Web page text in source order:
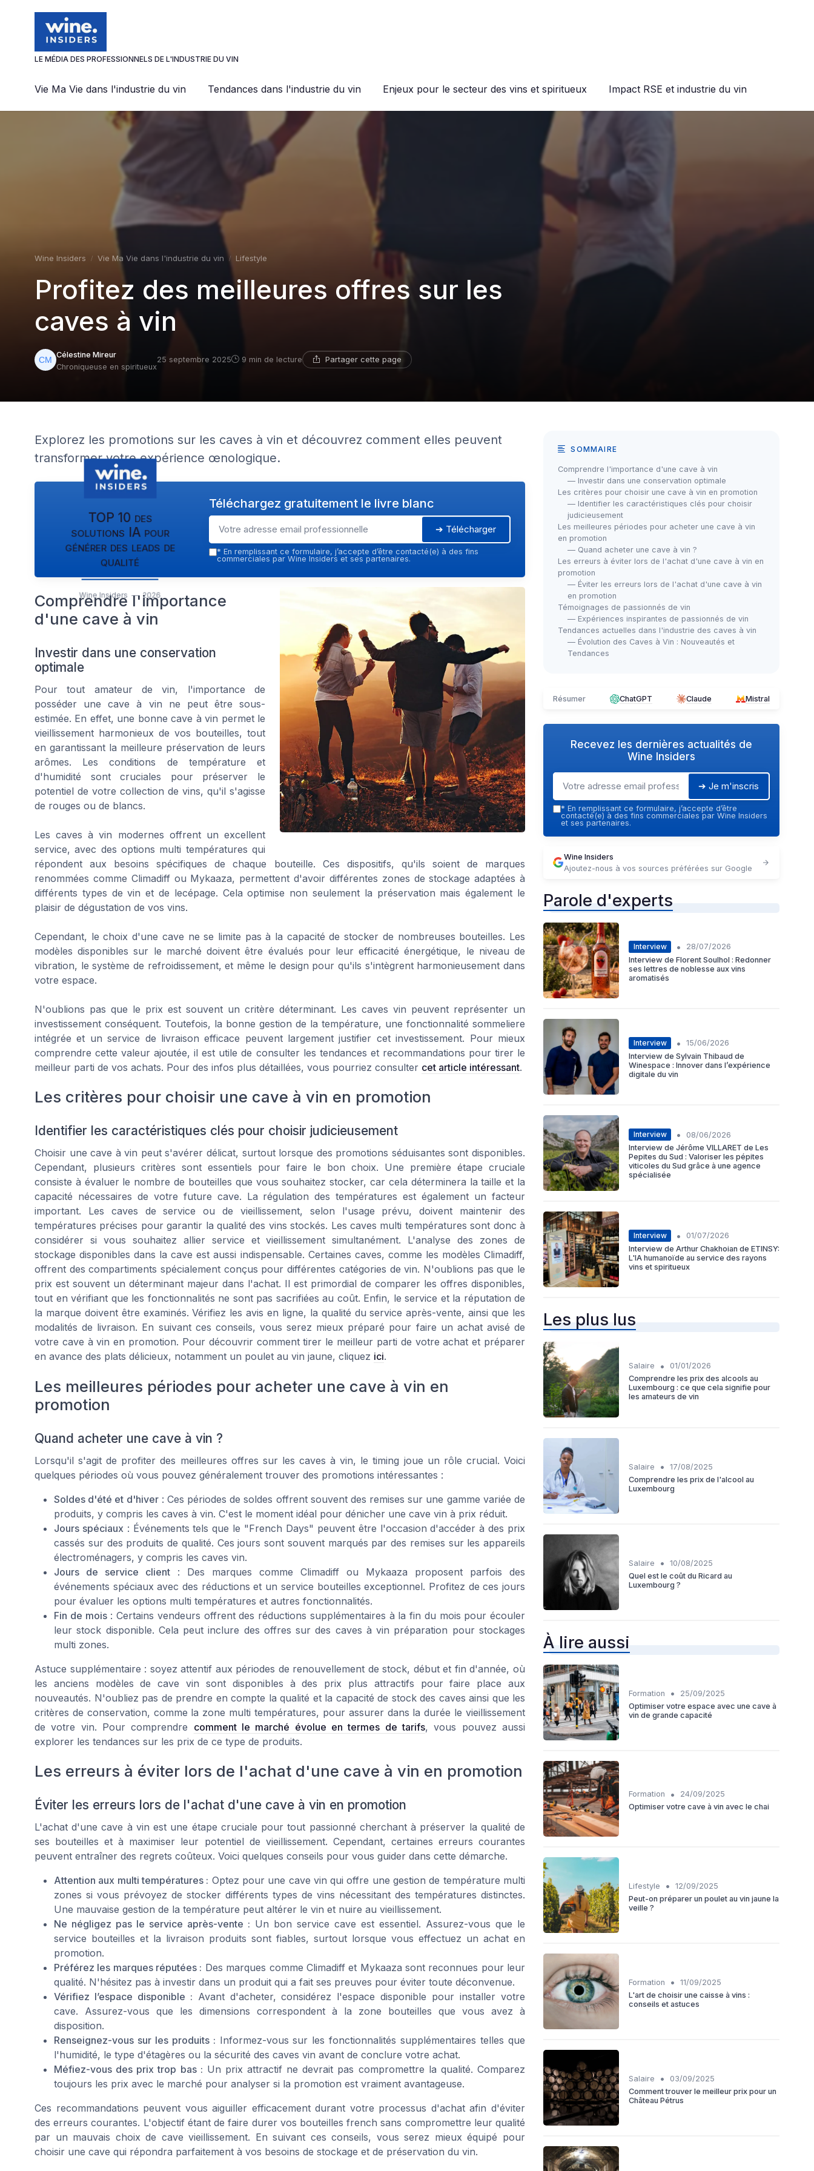
LE MÉDIA DES PROFESSIONNELS DE L'INDUSTRIE DU VIN
Vie Ma Vie dans l'industrie du vin Tendances dans l'industrie du vin Enjeux pour le secteur des vins et spiritueux Impact RSE et industrie du vin
Wine Insiders Vie Ma Vie dans l'industrie du vin Lifestyle
Profitez des meilleures offres sur les
caves à vin
Célestine Mireur
Chroniqueuse en spiritueux
25 septembre 2025 9 min de lecture Partager cette page
Explorez les promotions sur les caves à vin et découvrez comment elles peuvent
transformer votre expérience œnologique.
TOP 10 des
solutions IA pour
générer des leads de
qualité
Wine Insiders — 2026
Téléchargez gratuitement le livre blanc
➔ Télécharger
* En remplissant ce formulaire, j’accepte d’être contacté(e) à des fins
commerciales par Wine Insiders et ses partenaires.
Comprendre l'importance
d'une cave à vin
Investir dans une conservation
optimale
Pour tout amateur de vin, l'importance de
posséder une cave à vin ne peut être sous-
estimée. En effet, une bonne cave à vin permet le
vieillissement harmonieux de vos bouteilles, tout
en garantissant la meilleure préservation de leurs
arômes. Les conditions de température et
d'humidité sont cruciales pour préserver le
potentiel de votre collection de vins, qu'il s'agisse
de rouges ou de blancs.
Les caves à vin modernes offrent un excellent
service, avec des options multi températures qui
répondent aux besoins spécifiques de chaque bouteille. Ces dispositifs, qu'ils soient de marques
renommées comme Climadiff ou Mykaaza, permettent d'avoir différentes zones de stockage adaptées à
différents types de vin et de lecépage. Cela optimise non seulement la préservation mais également le
plaisir de dégustation de vos vins.
Cependant, le choix d'une cave ne se limite pas à la capacité de stocker de nombreuses bouteilles. Les
modèles disponibles sur le marché doivent être évalués pour leur efficacité énergétique, le niveau de
vibration, le système de refroidissement, et même le design pour qu'ils s'intègrent harmonieusement dans
votre espace.
N'oublions pas que le prix est souvent un critère déterminant. Les caves vin peuvent représenter un
investissement conséquent. Toutefois, la bonne gestion de la température, une fonctionnalité sommeliere
intégrée et un service de livraison efficace peuvent largement justifier cet investissement. Pour mieux
comprendre cette valeur ajoutée, il est utile de consulter les tendances et recommandations pour tirer le
meilleur parti de vos achats. Pour des infos plus détaillées, vous pourriez consulter cet article intéressant.
Les critères pour choisir une cave à vin en promotion
Identifier les caractéristiques clés pour choisir judicieusement
Choisir une cave à vin peut s'avérer délicat, surtout lorsque des promotions séduisantes sont disponibles.
Cependant, plusieurs critères sont essentiels pour faire le bon choix. Une première étape cruciale
consiste à évaluer le nombre de bouteilles que vous souhaitez stocker, car cela déterminera la taille et la
capacité nécessaires de votre future cave. La régulation des températures est également un facteur
important. Les caves de service ou de vieillissement, selon l'usage prévu, doivent maintenir des
températures précises pour garantir la qualité des vins stockés. Les caves multi températures sont donc à
considérer si vous souhaitez allier service et vieillissement simultanément. L'analyse des zones de
stockage disponibles dans la cave est aussi indispensable. Certaines caves, comme les modèles Climadiff,
offrent des compartiments spécialement conçus pour différentes catégories de vin. N'oublions pas que le
prix est souvent un déterminant majeur dans l'achat. Il est primordial de comparer les offres disponibles,
tout en vérifiant que les fonctionnalités ne sont pas sacrifiées au coût. Enfin, le service et la réputation de
la marque doivent être examinés. Vérifiez les avis en ligne, la qualité du service après-vente, ainsi que les
modalités de livraison. En suivant ces conseils, vous serez mieux préparé pour faire un achat avisé de
votre cave à vin en promotion. Pour découvrir comment tirer le meilleur parti de votre achat et préparer
en avance des plats délicieux, notamment un poulet au vin jaune, cliquez ici.
Les meilleures périodes pour acheter une cave à vin en
promotion
Quand acheter une cave à vin ?
Lorsqu'il s'agit de profiter des meilleures offres sur les caves à vin, le timing joue un rôle crucial. Voici
quelques périodes où vous pouvez généralement trouver des promotions intéressantes :
Soldes d'été et d'hiver: Ces périodes de soldes offrent souvent des remises sur une gamme variée de
produits, y compris les caves à vin. C'est le moment idéal pour dénicher une cave vin à prix réduit.
Jours spéciaux : Événements tels que le "French Days" peuvent être l'occasion d'accéder à des prix
cassés sur des produits de qualité. Ces jours sont souvent marqués par des remises sur les appareils
électroménagers, y compris les caves vin.
Jours de service client : Des marques comme Climadiff ou Mykaaza proposent parfois des
événements spéciaux avec des réductions et un service bouteilles exceptionnel. Profitez de ces jours
pour évaluer les options multi températures et autres fonctionnalités.
Fin de mois: Certains vendeurs offrent des réductions supplémentaires à la fin du mois pour écouler
leur stock disponible. Cela peut inclure des offres sur des caves à vin préparation pour stockages
multi zones.
Astuce supplémentaire : soyez attentif aux périodes de renouvellement de stock, début et fin d'année, où
les anciens modèles de cave vin sont disponibles à des prix plus attractifs pour faire place aux
nouveautés. N'oubliez pas de prendre en compte la qualité et la capacité de stock des caves ainsi que les
critères de conservation, comme la zone multi températures, pour assurer dans la durée le vieillissement
de votre vin. Pour comprendre comment le marché évolue en termes de tarifs, vous pouvez aussi
explorer les tendances sur les prix de ce type de produits.
Les erreurs à éviter lors de l'achat d'une cave à vin en promotion
Éviter les erreurs lors de l'achat d'une cave à vin en promotion
L'achat d'une cave à vin est une étape cruciale pour tout passionné cherchant à préserver la qualité de
ses bouteilles et à maximiser leur potentiel de vieillissement. Cependant, certaines erreurs courantes
peuvent entraîner des regrets coûteux. Voici quelques conseils pour vous guider dans cette démarche.
Attention aux multi températures : Optez pour une cave vin qui offre une gestion de température multi
zones si vous prévoyez de stocker différents types de vins nécessitant des températures distinctes.
Une mauvaise gestion de la température peut altérer le vin et nuire au vieillissement.
Ne négligez pas le service après-vente : Un bon service cave est essentiel. Assurez-vous que le
service bouteilles et la livraison produits sont fiables, surtout lorsque vous effectuez un achat en
promotion.
Préférez les marques réputées : Des marques comme Climadiff et Mykaaza sont reconnues pour leur
qualité. N'hésitez pas à investir dans un produit qui a fait ses preuves pour éviter toute déconvenue.
Vérifiez l’espace disponible : Avant d'acheter, considérez l'espace disponible pour installer votre
cave. Assurez-vous que les dimensions correspondent à la zone bouteilles que vous avez à
disposition.
Renseignez-vous sur les produits : Informez-vous sur les fonctionnalités supplémentaires telles que
l'humidité, le type d'étagères ou la sécurité des caves vin avant de conclure votre achat.
Méfiez-vous des prix trop bas : Un prix attractif ne devrait pas compromettre la qualité. Comparez
toujours les prix avec le marché pour analyser si la promotion est vraiment avantageuse.
Ces recommandations peuvent vous aiguiller efficacement durant votre processus d'achat afin d'éviter
des erreurs courantes. L'objectif étant de faire durer vos bouteilles french sans compromettre leur qualité
par un mauvais choix de cave vieillissement. En suivant ces conseils, vous serez mieux équipé pour
choisir une cave qui répondra parfaitement à vos besoins de stockage et de préservation du vin.
SOMMAIRE
Comprendre l'importance d'une cave à vin
— Investir dans une conservation optimale
Les critères pour choisir une cave à vin en promotion
— Identifier les caractéristiques clés pour choisir
judicieusement
Les meilleures périodes pour acheter une cave à vin
en promotion
— Quand acheter une cave à vin ?
Les erreurs à éviter lors de l'achat d'une cave à vin en
promotion
— Éviter les erreurs lors de l'achat d'une cave à vin
en promotion
Témoignages de passionnés de vin
— Expériences inspirantes de passionnés de vin
Tendances actuelles dans l'industrie des caves à vin
— Évolution des Caves à Vin : Nouveautés et
Tendances
Résumer ChatGPT Claude Mistral
Recevez les dernières actualités de
Wine Insiders
➔ Je m'inscris
* En remplissant ce formulaire, j’accepte d’être
contacté(e) à des fins commerciales par Wine Insiders
et ses partenaires.
Wine Insiders
Ajoutez-nous à vos sources préférées sur Google
Parole d'experts
Interview •
28/07/2026
Interview de Florent Soulhol : Redonner
ses lettres de noblesse aux vins
aromatisés
Interview •
15/06/2026
Interview de Sylvain Thibaud de
Winespace : Innover dans l’expérience
digitale du vin
Interview •
08/06/2026
Interview de Jérôme VILLARET de Les
Pepites du Sud : Valoriser les pépites
viticoles du Sud grâce à une agence
spécialisée
Interview •
01/07/2026
Interview de Arthur Chakhoian de ETINSY:
L'IA humanoïde au service des rayons
vins et spiritueux
Les plus lus
Salaire •
01/01/2026
Comprendre les prix des alcools au
Luxembourg : ce que cela signifie pour
les amateurs de vin
Salaire •
17/08/2025
Comprendre les prix de l'alcool au
Luxembourg
Salaire •
10/08/2025
Quel est le coût du Ricard au
Luxembourg ?
À lire aussi
Formation •
25/09/2025
Optimiser votre espace avec une cave à
vin de grande capacité
Formation •
24/09/2025
Optimiser votre cave à vin avec le chai
Lifestyle •
12/09/2025
Peut-on préparer un poulet au vin jaune la
veille ?
Formation •
11/09/2025
L'art de choisir une caisse à vins :
conseils et astuces
Salaire •
03/09/2025
Comment trouver le meilleur prix pour un
Château Pétrus